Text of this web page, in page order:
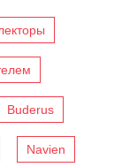
Buderus
Navien